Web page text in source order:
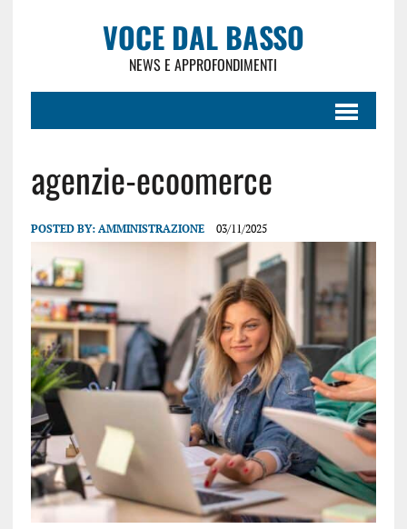
VOCE DAL BASSO
NEWS E APPROFONDIMENTI
agenzie-ecoomerce
POSTED BY: AMMINISTRAZIONE 03/11/2025